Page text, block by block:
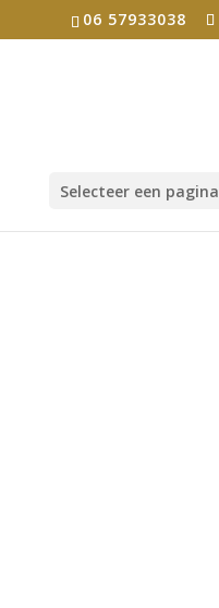
06 57933038
Selecteer een pagina